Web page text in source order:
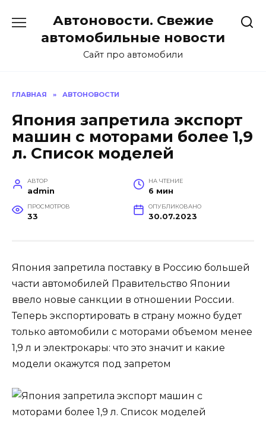
содержанию
Автоновости. Свежие
автомобильные новости
Сайт про автомобили
ГЛАВНАЯ » АВТОНОВОСТИ
Япония запретила экспорт
машин с моторами более 1,9
л. Список моделей
АВТОР
admin
НА ЧТЕНИЕ
6 мин
ПРОСМОТРОВ
33
ОПУБЛИКОВАНО
30.07.2023
Япония запретила поставку в Россию большей
части автомобилей Правительство Японии
ввело новые санкции в отношении России.
Теперь экспортировать в страну можно будет
только автомобили с моторами объемом менее
1,9 л и электрокары: что это значит и какие
модели окажутся под запретом